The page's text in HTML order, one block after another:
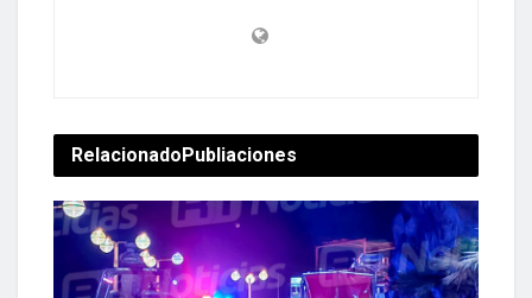
RelacionadoPubliaciones